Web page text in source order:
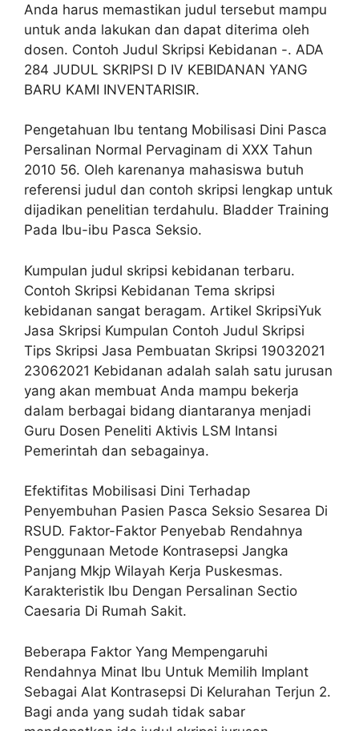
Anda harus memastikan judul tersebut mampu
untuk anda lakukan dan dapat diterima oleh
dosen. Contoh Judul Skripsi Kebidanan -. ADA
284 JUDUL SKRIPSI D IV KEBIDANAN YANG
BARU KAMI INVENTARISIR.
Pengetahuan Ibu tentang Mobilisasi Dini Pasca
Persalinan Normal Pervaginam di XXX Tahun
2010 56. Oleh karenanya mahasiswa butuh
referensi judul dan contoh skripsi lengkap untuk
dijadikan penelitian terdahulu. Bladder Training
Pada Ibu-ibu Pasca Seksio.
Kumpulan judul skripsi kebidanan terbaru.
Contoh Skripsi Kebidanan Tema skripsi
kebidanan sangat beragam. Artikel SkripsiYuk
Jasa Skripsi Kumpulan Contoh Judul Skripsi
Tips Skripsi Jasa Pembuatan Skripsi 19032021
23062021 Kebidanan adalah salah satu jurusan
yang akan membuat Anda mampu bekerja
dalam berbagai bidang diantaranya menjadi
Guru Dosen Peneliti Aktivis LSM Intansi
Pemerintah dan sebagainya.
Efektifitas Mobilisasi Dini Terhadap
Penyembuhan Pasien Pasca Seksio Sesarea Di
RSUD. Faktor-Faktor Penyebab Rendahnya
Penggunaan Metode Kontrasepsi Jangka
Panjang Mkjp Wilayah Kerja Puskesmas.
Karakteristik Ibu Dengan Persalinan Sectio
Caesaria Di Rumah Sakit.
Beberapa Faktor Yang Mempengaruhi
Rendahnya Minat Ibu Untuk Memilih Implant
Sebagai Alat Kontrasepsi Di Kelurahan Terjun 2.
Bagi anda yang sudah tidak sabar